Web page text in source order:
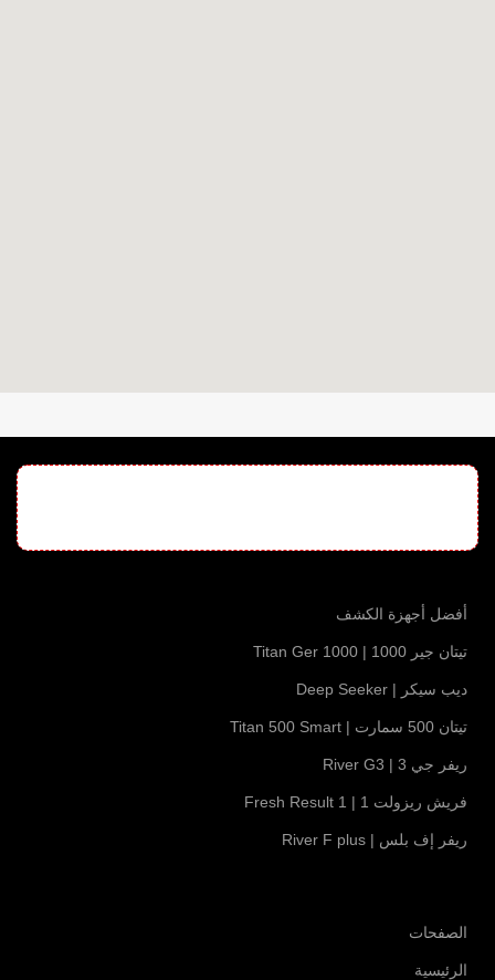
أفضل أجهزة الكشف
تيتان جير 1000 | Titan Ger 1000
ديب سيكر | Deep Seeker
تيتان 500 سمارت | Titan 500 Smart
ريفر جي 3 | River G3
فريش ريزولت 1 | Fresh Result 1
ريفر إف بلس | River F plus
الصفحات
الرئيسية